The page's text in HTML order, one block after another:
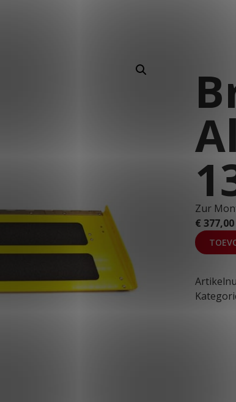
€ 377,00
Zur